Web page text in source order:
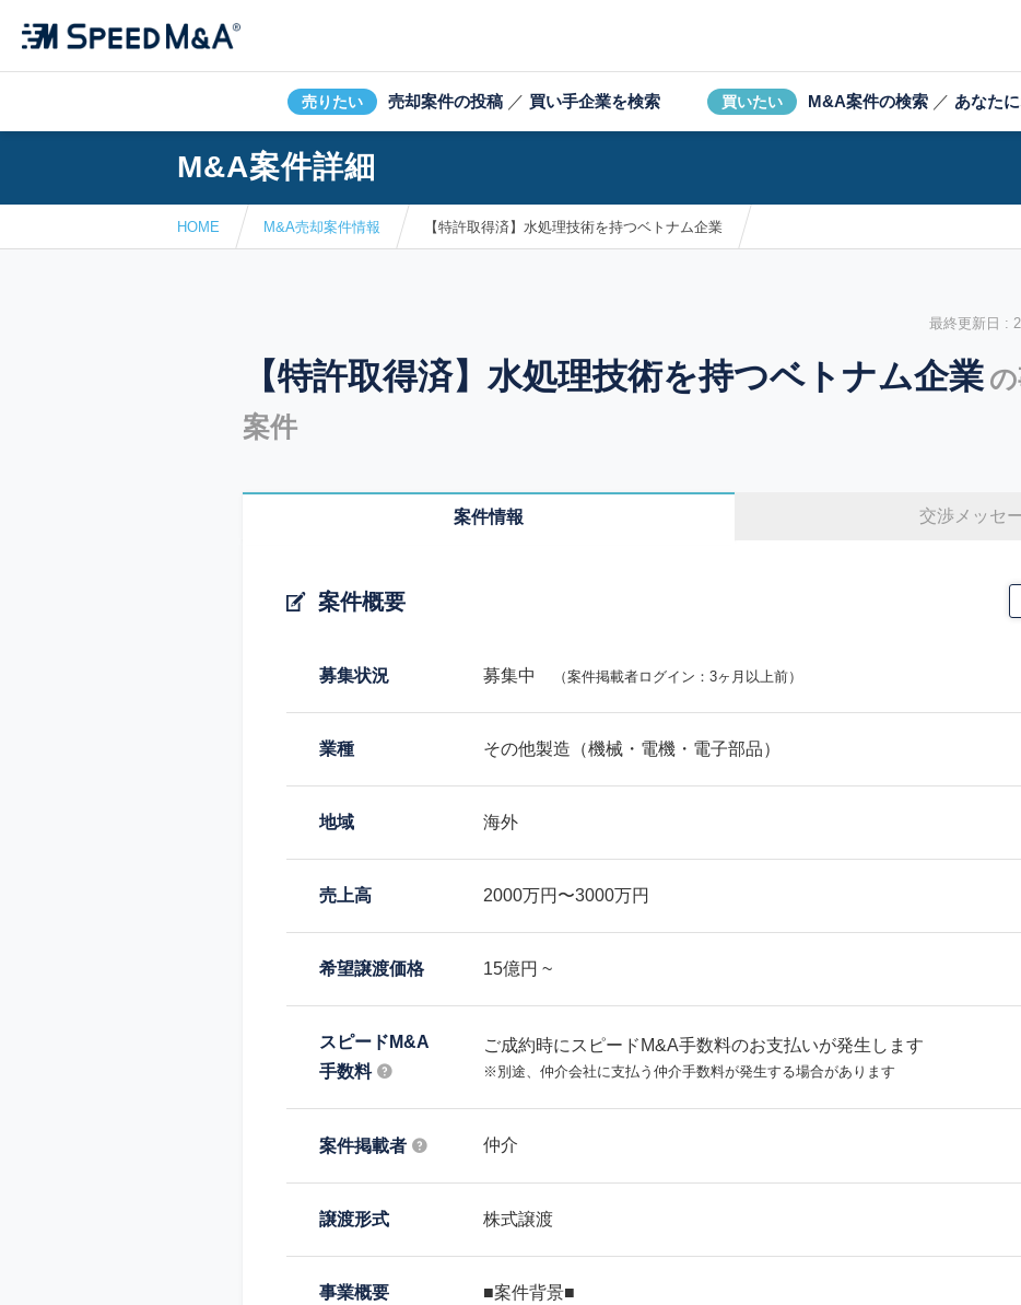
売りたい 売却案件の投稿 ／ 買い手企業を検索 買いたい M&A案件の検索 ／ あなた
M&A案件詳細
HOME M&A売却案件情報 【特許取得済】水処理技術を持つベトナム企業
最終更新日 :
【特許取得済】水処理技術を持つベトナム企業
案件
案件情報 交渉メッセ
案件概要
募集状況 募集中 （案件掲載者ログイン：3ヶ月以上前）
業種 その他製造（機械・電機・電子部品）
地域 海外
売上高 2000万円〜3000万円
希望譲渡価格 15億円 ~
スピードM&A
手数料
ご成約時にスピードM&A手数料のお支払いが発生します
※別途、仲介会社に支払う仲介手数料が発生する場合があります
案件掲載者 仲介
譲渡形式 株式譲渡
事業概要
■案件背景■